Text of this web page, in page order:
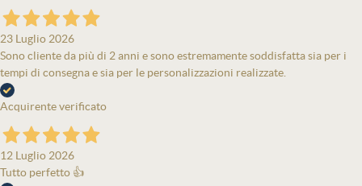
23 Luglio 2026
Sono cliente da più di 2 anni e sono estremamente soddisfatta sia per i
tempi di consegna e sia per le personalizzazioni realizzate.
Acquirente verificato
12 Luglio 2026
Tutto perfetto 👍